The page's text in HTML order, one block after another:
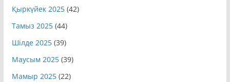
Қыркүйек 2025(42)
Тамыз 2025(44)
Шілде 2025(39)
Маусым 2025(39)
Мамыр 2025(22)